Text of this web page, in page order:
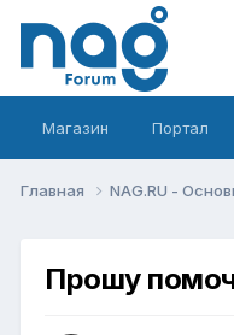
Магазин Портал
Главная NAG.RU -
Прошу